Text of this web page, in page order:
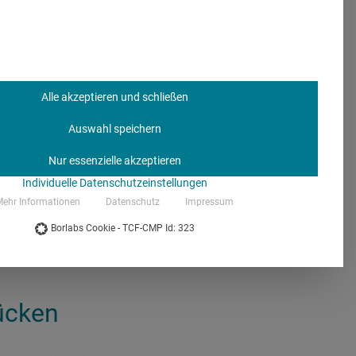
oder einen
selbst Darstellungen
und beginnt
es können auch Kästen
kann man
technisch
der vortragenden
Alle akzeptieren und schließen
Auswahl speichern
Nur essenzielle akzeptieren
Individuelle Datenschutzeinstellungen
Informationen Datenschutz Impressum
Borlabs Cookie - TCF-CMP Id: 323